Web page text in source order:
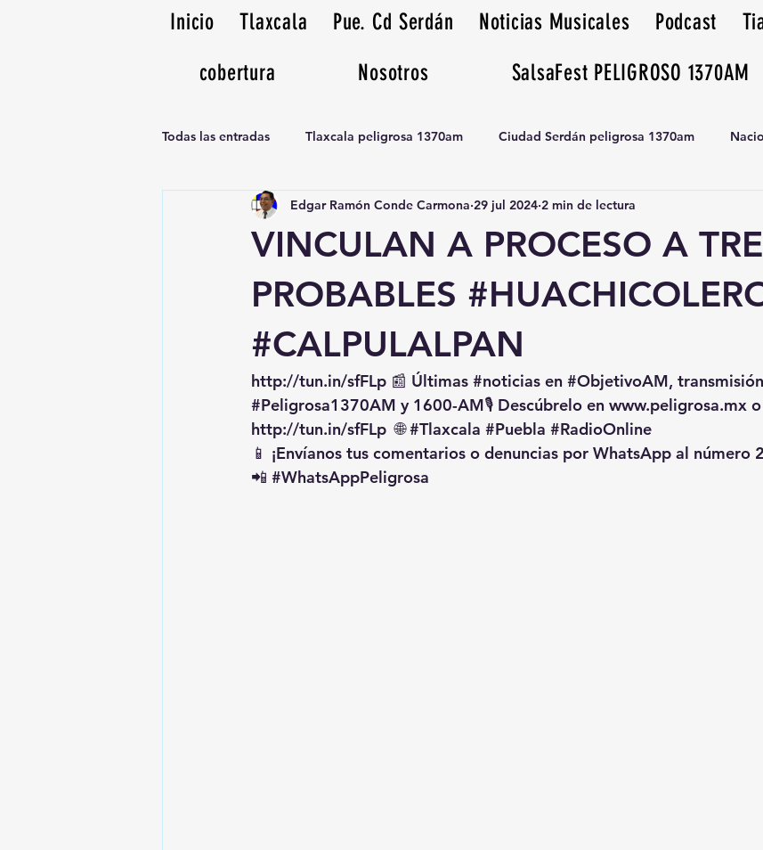
Inicio Tlaxcala Pue. Cd Serdán Noticias Musicales Podcast
cobertura
Nosotros SalsaFest PELIGROSO 1370AM
Todas las entradas Tlaxcala peligrosa 1370am Ciudad Serdán peligrosa 1370am
Noticias Musicales radio 1370am Tianguis peligrosa 1370am huamantla
VINCULAN A PROCESO A
PROBABLES
#CALPULALPAN
Edgar Ramón Conde Carmona 29 jul 2024 2 min de lectura
http://tun.in/sfFLp 📰 Últimas #noticias en #ObjetivoAM,
#Peligrosa1370AM y 1600-AM🎙️ Descúbrelo en www.peligrosa.mx
http://tun.in/sfFLp 🌐 #Tlaxcala #Puebla #RadioOnline
📱 ¡Envíanos tus comentarios o denuncias por WhatsApp al
📲 #WhatsAppPeligrosa